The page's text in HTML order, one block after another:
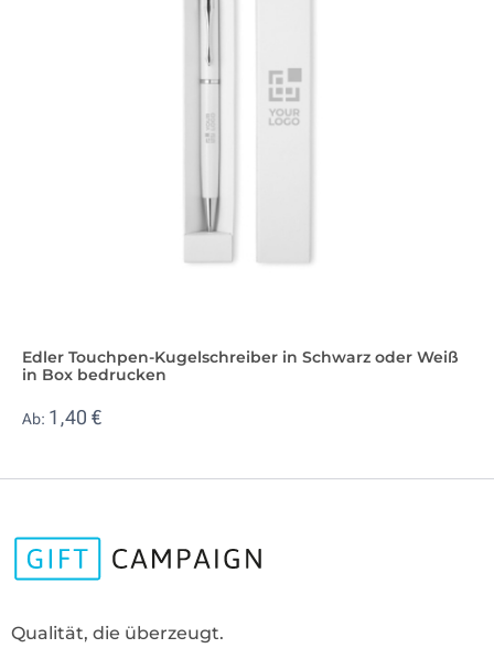
Edler Touchpen-Kugelschreiber in Schwarz oder Weiß
in Box bedrucken
Ab: 1,40 €
Qualität, die überzeugt.